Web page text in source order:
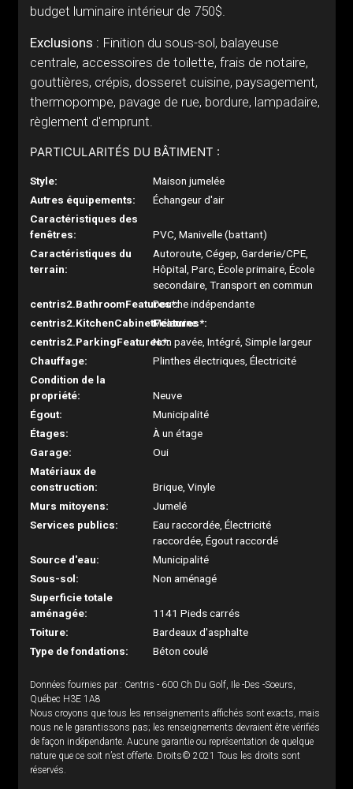
budget luminaire intérieur de 750$.
Exclusions : Finition du sous-sol, balayeuse
centrale, accessoires de toilette, frais de notaire,
gouttières, crépis, dosseret cuisine, paysagement,
thermopompe, pavage de rue, bordure, lampadaire,
règlement d'emprunt.
PARTICULARITÉS DU BÂTIMENT :
Style:
Maison jumelée
Autres équipements:
Échangeur d'air
Caractéristiques des
fenêtres:
PVC, Manivelle (battant)
Caractéristiques du
terrain:
Autoroute, Cégep, Garderie/CPE,
Hôpital, Parc, École primaire, École
secondaire, Transport en commun
centris2.BathroomFeatures*:Douche indépendante
centris2.KitchenCabinetFeatures*:
Mélamine
centris2.ParkingFeatures*:Non pavée, Intégré, Simple largeur
Chauffage:
Plinthes électriques, Électricité
Condition de la
propriété:
Neuve
Égout:
Municipalité
Étages:
À un étage
Garage:
Oui
Matériaux de
construction:
Brique, Vinyle
Murs mitoyens:
Jumelé
Services publics:
Eau raccordée, Électricité
raccordée, Égout raccordé
Source d'eau:
Municipalité
Sous-sol:
Non aménagé
Superficie totale
aménagée:
1141 Pieds carrés
Toiture:
Bardeaux d'asphalte
Type de fondations:
Béton coulé
Données fournies par : Centris - 600 Ch Du Golf, Ile -Des -Soeurs,
Québec H3E 1A8
Nous croyons que tous les renseignements affichés sont exacts, mais
nous ne le garantissons pas; les renseignements devraient être vérifiés
de façon indépendante. Aucune garantie ou représentation de quelque
nature que ce soit n’est offerte. Droits© 2021 Tous les droits sont
réservés.